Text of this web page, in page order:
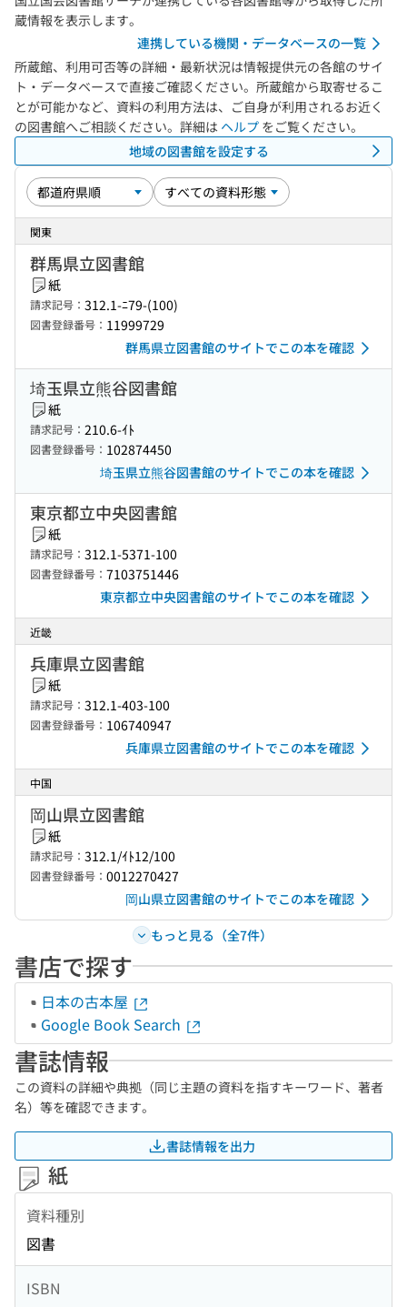
蔵情報を表示します。
連携している機関・データベースの一覧
所蔵館、利用可否等の詳細・最新状況は情報提供元の各館のサイ
ト・データベースで直接ご確認ください。所蔵館から取寄せるこ
とが可能かなど、資料の利用方法は、ご自身が利用されるお近く
の図書館へご相談ください。詳細は ヘルプ をご覧ください。
地域の図書館を設定する
関東
群馬県立図書館
紙
請求記号： 312.1-ﾆ79-(100)
図書登録番号： 11999729
群馬県立図書館のサイトでこの本を確認
埼玉県立熊谷図書館
紙
請求記号： 210.6-ｲﾄ
図書登録番号： 102874450
埼玉県立熊谷図書館のサイトでこの本を確認
東京都立中央図書館
紙
請求記号： 312.1-5371-100
図書登録番号： 7103751446
東京都立中央図書館のサイトでこの本を確認
近畿
兵庫県立図書館
紙
請求記号： 312.1-403-100
図書登録番号： 106740947
兵庫県立図書館のサイトでこの本を確認
中国
岡山県立図書館
紙
請求記号： 312.1/ｲﾄ12/100
図書登録番号： 0012270427
岡山県立図書館のサイトでこの本を確認
もっと見る（全7件）
書店で探す
日本の古本屋
Google Book Search
書誌情報
この資料の詳細や典拠（同じ主題の資料を指すキーワード、著者
名）等を確認できます。
書誌情報を出力
紙
資料種別
図書
ISBN